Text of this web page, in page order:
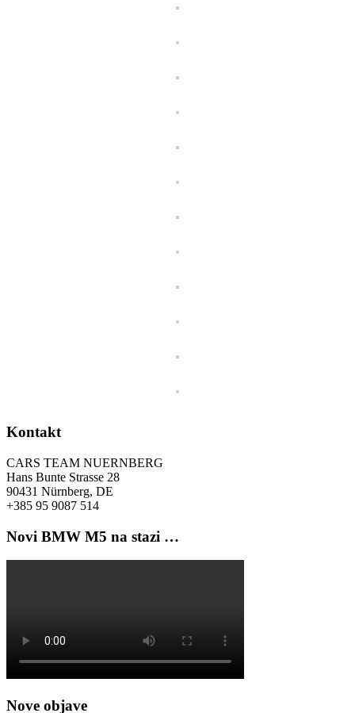
Kontakt
CARS TEAM NUERNBERG
Hans Bunte Strasse 28
90431 Nürnberg, DE
+385 95 9087 514
Novi BMW M5 na stazi …
Nove objave